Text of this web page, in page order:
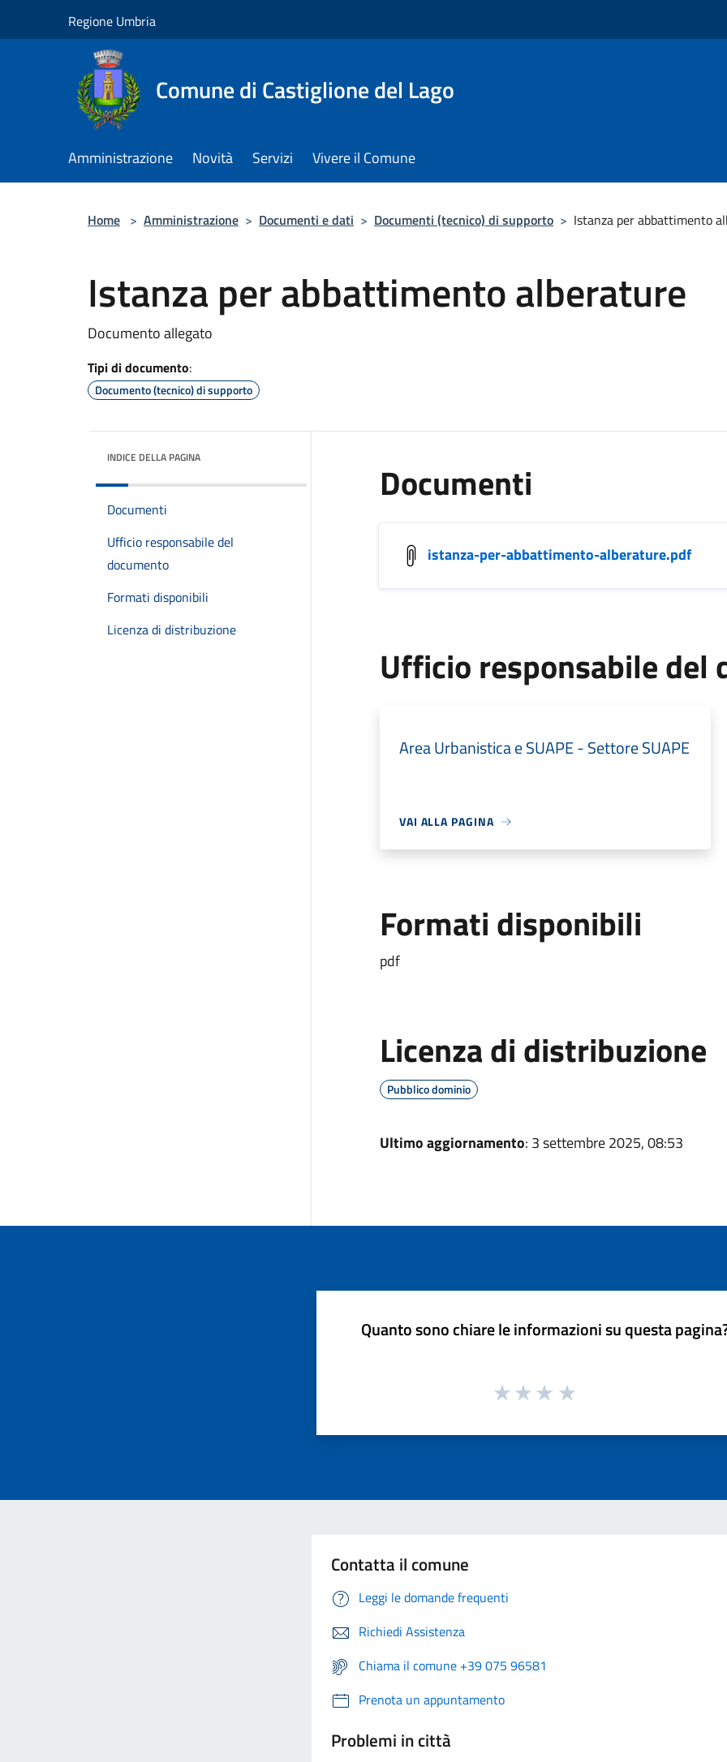
Regione Umbria
Comune di Castiglione del Lago
Amministrazione Novità Servizi Vivere il Comune
Home > Amministrazione > Documenti e dati > Documenti (tecnico) di supporto > Istanza per abbattimento
Istanza per abbattimento alberature
Documento allegato
Tipi di documento:
Documento (tecnico) di supporto
INDICE DELLA PAGINA
Documenti
Ufficio responsabile del
documento
Formati disponibili
Licenza di distribuzione
Documenti
istanza-per-abbattimento-alberature.pdf
Ufficio responsabile del
Area Urbanistica e SUAPE - Settore SUAPE
VAI ALLA PAGINA
Formati disponibili
pdf
Licenza di distribuzione
Pubblico dominio
Ultimo aggiornamento: 3 settembre 2025, 08:53
Quanto sono chiare le informazioni su questa
Contatta il comune
Leggi le domande frequenti
Richiedi Assistenza
Chiama il comune +39 075 96581
Prenota un appuntamento
Problemi in città